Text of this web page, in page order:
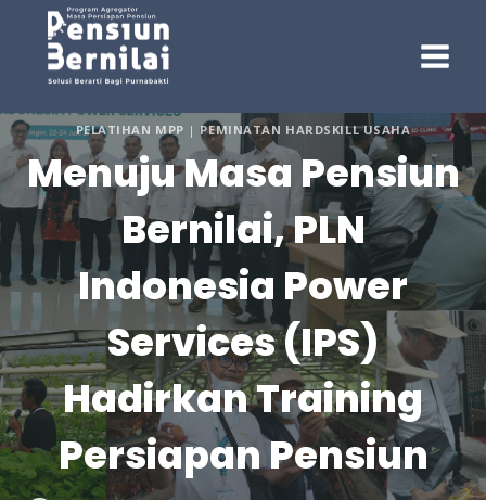
content
PELATIHAN MPP | PEMINATAN HARDSKILL USAHA
Menuju Masa Pensiun
Bernilai, PLN
Indonesia Power
Services (IPS)
Hadirkan Training
Persiapan Pensiun